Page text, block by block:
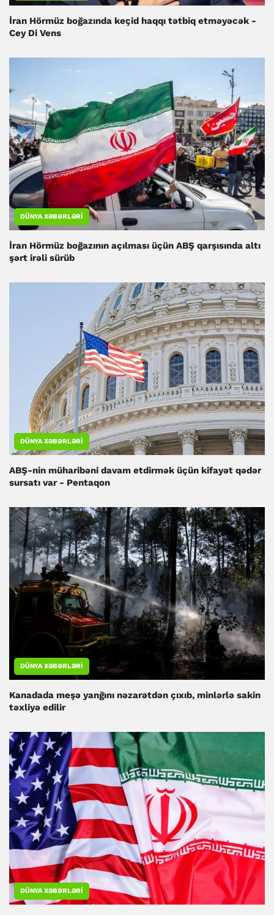
İran Hörmüz boğazında keçid haqqı tətbiq etməyəcək -
Cey Di Vens
DÜNYA XƏBƏRLƏRI
İran Hörmüz boğazının açılması üçün ABŞ qarşısında altı
şərt irəli sürüb
DÜNYA XƏBƏRLƏRI
ABŞ-nin müharibəni davam etdirmək üçün kifayət qədər
sursatı var - Pentaqon
DÜNYA XƏBƏRLƏRI
Kanadada meşə yanğını nəzarətdən çıxıb, minlərlə sakin
təxliyə edilir
DÜNYA XƏBƏRLƏRI